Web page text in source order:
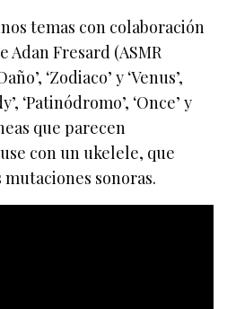
temas con colaboración
Adan Fresard (ASMR
‘Zodiaco’ y ‘Venus’,
‘Patinódromo’, ‘Once’ y
que parecen
con un ukelele, que
sonoras.